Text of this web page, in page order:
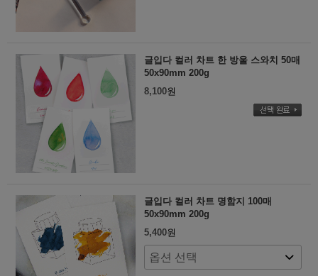
글입다 컬러 차트 한 방울 스와치 50매
50x90mm 200g
8,100원
글입다 컬러 차트 명함지 100매
50x90mm 200g
5,400원